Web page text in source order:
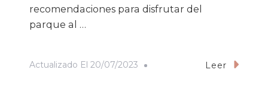
recomendaciones para disfrutar del
parque al …
Actualizado El 20/07/2023 Leer